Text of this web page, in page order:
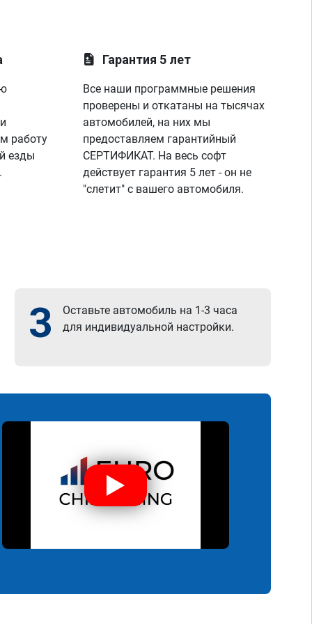
покатался,понаблюдал,радуюсь,заехал к
диагностику,глянули что всё нормально и
я поехал радостный,записавшись к ним
же на чип тюнинг,парни вы лучшие!
спасибо вашей команде за отличную
работу,сервис отличный, рекомендую!
всем добра)
работу
езды
Гарантия 5 лет
Все наши программные решения
проверены и откатаны на тысячах
автомобилей, на них мы
предоставляем гарантийный
СЕРТИФИКАТ. На весь софт
действует гарантия 5 лет - он не
"слетит" с вашего автомобиля.
3
Оставьте автомобиль на 1-3 часа
для индивидуальной настройки.